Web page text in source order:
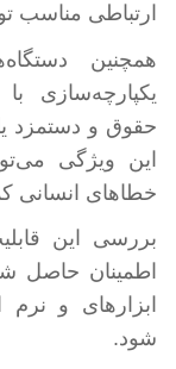
ارتباطی مناسب
همچنین
یکپارچه‌سازی
حقوق و دستمزد
این ویژگی
خطاهای انسانی
بررسی این
اطمینان حاصل
ابزارهای و
‌شود.